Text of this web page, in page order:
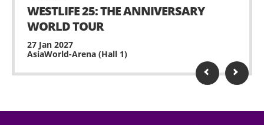
主辦單位有權決定遲到者入場的時間及方式，持票人
士應遵守主辦單位及/或場地工作人員之指示及安排入
場。
本演唱會場內請勿攝影及攝錄，除特許人員外，所有
WESTLIFE 25: THE ANNIVERSARY
WORLD TOUR
27 Jan 2027
AsiaWorld-Arena (Hall 1)